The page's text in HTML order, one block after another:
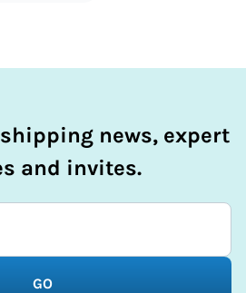
news, expert
and invites.
GO